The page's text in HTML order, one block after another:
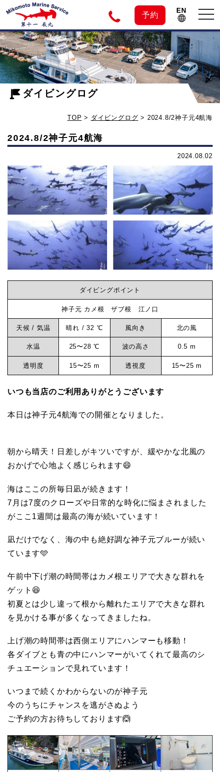
予約
EN
神
子
元
ダ
イ
ビ
な
ら
神
元
マ
リ
ン
サ
ー
ス
2024.8/2
神
子
海
ダ
イ
ビ
ン
グ
ロ
神
子
元
ダイビングログ
TOP > ダイビングログ > 2024.8/2神子元4航海
2024.8/2神子元4航海
2024.08.02
ダイビングポイント
神子元 カメ根 ザブ根 江ノ口
天候 / 気温 晴れ / 32 ℃ 風向き 北の風
水温 25〜28 ℃ 波の高さ 0.5 m
透明度 15〜25 m 透視度 15〜25 m
いつも当店のご利用ありがとうございます
本日は神子元4航海での開催となりました。
朝から晴天！日差しがキツいですが、緩やかな北風の
おかげで心地よく感じられます😄
海はここの所毎日凪が続きます！
7月は7度のクローズや日常的な時化に悩まされました
がここ1週間は最高の海が続いています！
凪だけでなく、海の中も絶好調な神子元ブルーが続い
ています🩵
午前中下げ潮の時間帯はカメ根エリアで大きな群れを
ゲット😆
初夏とは少し違って根から離れたエリアで大きな群れ
を見かける事が多くなってきましたね。
上げ潮の時間帯は西側エリアにハンマーも移動！
各ダイブとも青の中にハンマーがいてくれて最高のシ
チュエーションで見れています！
いつまで続くかわからないのが神子元
今のうちにチャンスを逃がさぬよう
ご予約の方お待ちしております🙆